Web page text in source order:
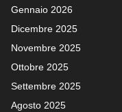
Gennaio 2026
Dicembre 2025
Novembre 2025
Ottobre 2025
Settembre 2025
Agosto 2025